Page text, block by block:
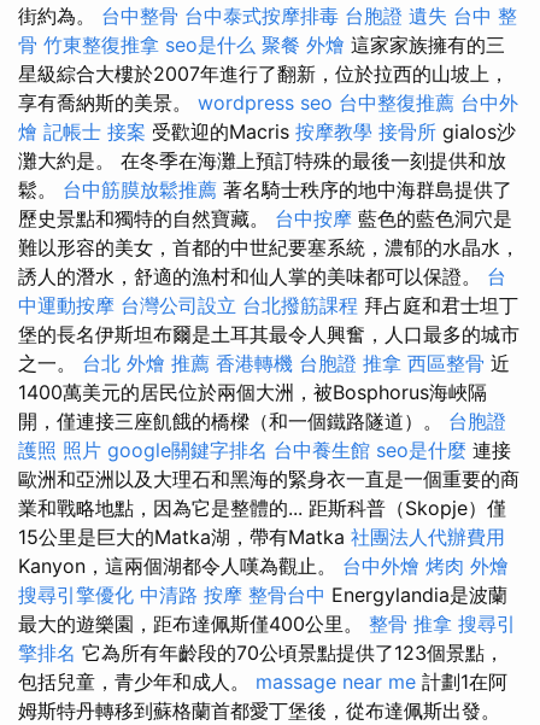
街約為。 台中整骨 台中泰式按摩排毒 台胞證 遺失 台中 整
骨 竹東整復推拿 seo是什么 聚餐 外燴 這家家族擁有的三
星級綜合大樓於2007年進行了翻新，位於拉西的山坡上，
享有喬納斯的美景。 wordpress seo 台中整復推薦 台中外
燴 記帳士 接案 受歡迎的Macris 按摩教學 接骨所 gialos沙
灘大約是。 在冬季在海灘上預訂特殊的最後一刻提供和放
鬆。 台中筋膜放鬆推薦 著名騎士秩序的地中海群島提供了
歷史景點和獨特的自然寶藏。 台中按摩 藍色的藍色洞穴是
難以形容的美女，首都的中世紀要塞系統，濃郁的水晶水，
誘人的潛水，舒適的漁村和仙人掌的美味都可以保證。 台
中運動按摩 台灣公司設立 台北撥筋課程 拜占庭和君士坦丁
堡的長名伊斯坦布爾是土耳其最令人興奮，人口最多的城市
之一。 台北 外燴 推薦 香港轉機 台胞證 推拿 西區整骨 近
1400萬美元的居民位於兩個大洲，被Bosphorus海峽隔
開，僅連接三座飢餓的橋樑（和一個鐵路隧道）。 台胞證
護照 照片 google關鍵字排名 台中養生館 seo是什麼 連接
歐洲和亞洲以及大理石和黑海的緊身衣一直是一個重要的商
業和戰略地點，因為它是整體的... 距斯科普（Skopje）僅
15公里是巨大的Matka湖，帶有Matka 社團法人代辦費用
Kanyon，這兩個湖都令人嘆為觀止。 台中外燴 烤肉 外燴
搜尋引擎優化 中清路 按摩 整骨台中 Energylandia是波蘭
最大的遊樂園，距布達佩斯僅400公里。 整骨 推拿 搜尋引
擎排名 它為所有年齡段的70公頃景點提供了123個景點，
包括兒童，青少年和成人。 massage near me 計劃1在阿
姆斯特丹轉移到蘇格蘭首都愛丁堡後，從布達佩斯出發。